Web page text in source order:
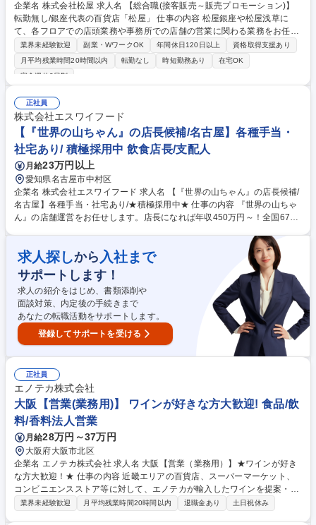
企業名 株式会社松屋 求人名 【総合職(接客販売～販売プロモーション)】
転勤無し/銀座代表の百貨店「松屋」 仕事の内容 松屋銀座や松屋浅草に
て、各フロアでの店頭業務や事務所での店舗の営業に関わる業務をお任せ
いたします。【詳細】■接客販売/フロアマネジメント■売上管理/在庫管理■
販売員教育■プロモーション企画 ■VMD業務 ■顧客情報管理・フォロー業
務 【魅力】当社は日本各地の伝統工芸・産業・文化を松屋銀座や他商業施
ト」や、オムニチャネルプラットフォームを運営する子会社（株）MATS
UYA GINZA.comを設立するなど様々なことに挑戦しており、国内外のお
客様から選ばれる百貨店を目指しています。 ※原則1年後に正社員に移行
します 募集職種 【総合職(接客販売～販売プロモーション)】転勤無し/銀
座代表の百貨店「松屋」
業界未経験歓迎 副業・WワークOK 年間休日120日以上
資格取得支援あり
月平均残業時間20時間以内
転勤なし 時短勤務あり
在宅OK
完全週休2日制
正社員
株式会社エスワイフード
【『世界の山ちゃん』の店長候補/名古屋】各種手当・
社宅あり/ 積極採用中 飲食店長/支配人
月給23万円以上
愛知県名古屋市中村区
企業名 株式会社エスワイフード 求人名 【『世界の山ちゃん』の店長候補/
名古屋】各種手当・社宅あり/★積極採用中★ 仕事の内容 『世界の山ちゃ
ん』の店舗運営をお任せします。店長になれば年収450万円～！全国67店
接客、シフト管理、売上管理、アルバイト教育など運営業務全般をお任
せ。店舗の席数は平均80席前後。 ★当然、基本的な業務マニュアルはあ
りますが、「こうしなさい」「これはダメ」というルールは「勝手な値引
きは禁止」くらいで、細かい縛りはほぼありません。店長の裁量が大きい
分、チェーン店ながら各店に独自メニューがあるほど自由度は高めです。
※業務内容の変更の範囲：当社業務全般 募集職種 【『世界の山ちゃん』
の店長候補/名古屋】各種手当・社宅あり/★積極採用中★
求人探しから 入社まで
サポートします！
求人の紹介をはじめ、書類添削や
面談対策、内定後の手続きまで
あなたの転職活動をサポートします。
登録してサポートを受ける
正社員
エノテカ株式会社
大阪【営業(業務用)】 ワインが好きな方大歓迎! 食品/飲
料/香料法人営業
月給28万円～37万円
大阪府大阪市北区
企業名 エノテカ株式会社 求人名 大阪【営業（業務用）】★ワインが好き
な方大歓迎！★ 仕事の内容 近畿エリアの百貨店、スーパーマーケット、
コンビニエンスストア等に対して、エノテカが輸入したワインを提案・営
業する仕事です。 ・顧客の課題把握、ワインによるソリューション提案 -
業界未経験歓迎 月平均残業時間20時間以内 退職金あり 土日祝休み